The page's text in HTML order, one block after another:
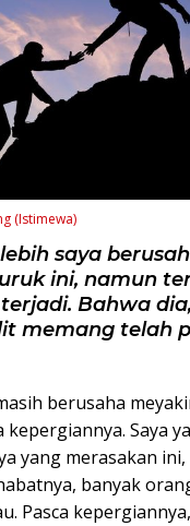
(Istimewa)
saya
ini, namun
Bahwa
memang telah
berusaha
Saya
yang merasakan
banyak
Pasca